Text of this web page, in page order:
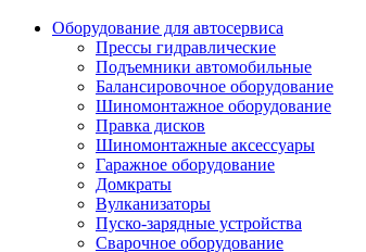
Оборудование для автосервиса
Прессы гидравлические
Подъемники автомобильные
Балансировочное оборудование
Шиномонтажное оборудование
Правка дисков
Шиномонтажные аксессуары
Гаражное оборудование
Домкраты
Вулканизаторы
Пуско-зарядные устройства
Сварочное оборудование